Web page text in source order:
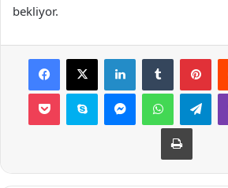
bekliyor.
Facebook
X LinkedInTumblr
Pocket Skype MessengerWhatsApp
Yazdır